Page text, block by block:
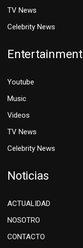
TV News
Celebrity News
Entertainment
Youtube
Music
Videos
TV News
Celebrity News
Noticias
ACTUALIDAD
NOSOTRO
CONTACTO